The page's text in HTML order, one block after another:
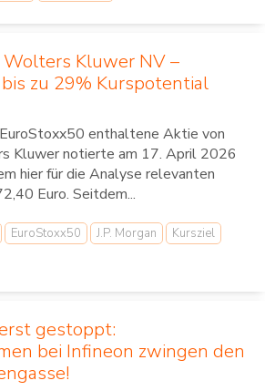
Wolters Kluwer NV –
zu 29% Kurspotential
enthaltene Aktie von
Kluwer notierte am 17. April 2026
hier für die Analyse relevanten
Euro. Seitdem...
EuroStoxx50 J.P. Morgan
Kursziel
gestoppt:
bei Infineon zwingen den